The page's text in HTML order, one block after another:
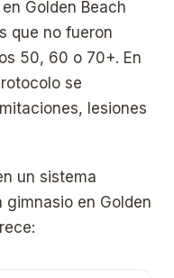
Golden Beach
que no fueron
50, 60 o 70+. En
se
lesiones
un sistema
en Golden